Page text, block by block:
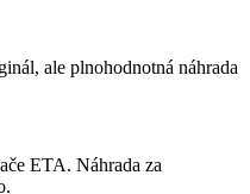
ale plnohodnotná náhrada
ETA. Náhrada za